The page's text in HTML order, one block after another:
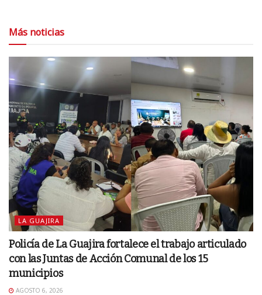
Más noticias
LA GUAJIRA
Policía de La Guajira fortalece el trabajo articulado
con las Juntas de Acción Comunal de los 15
municipios
AGOSTO 6, 2026